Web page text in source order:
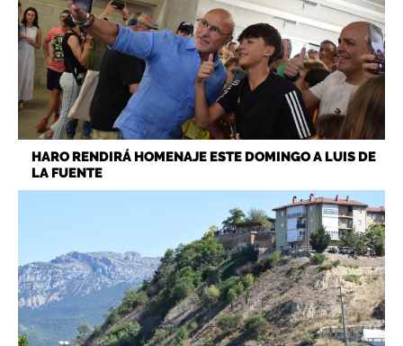
HARO RENDIRÁ HOMENAJE ESTE DOMINGO A LUIS DE
LA FUENTE